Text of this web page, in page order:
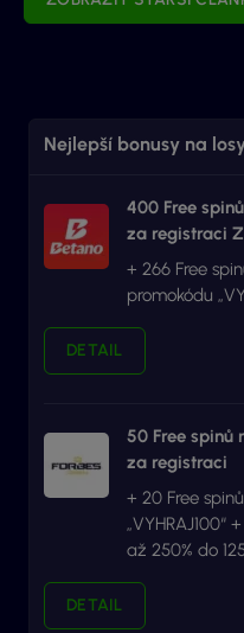
Nejlepší bonusy na
400 Free
za registraci
+ 266 Free
promokódu
DETAIL
50 Free spinů
za registraci
+ 20 Free
„VYHRAJ100“
až 250% do
DETAIL